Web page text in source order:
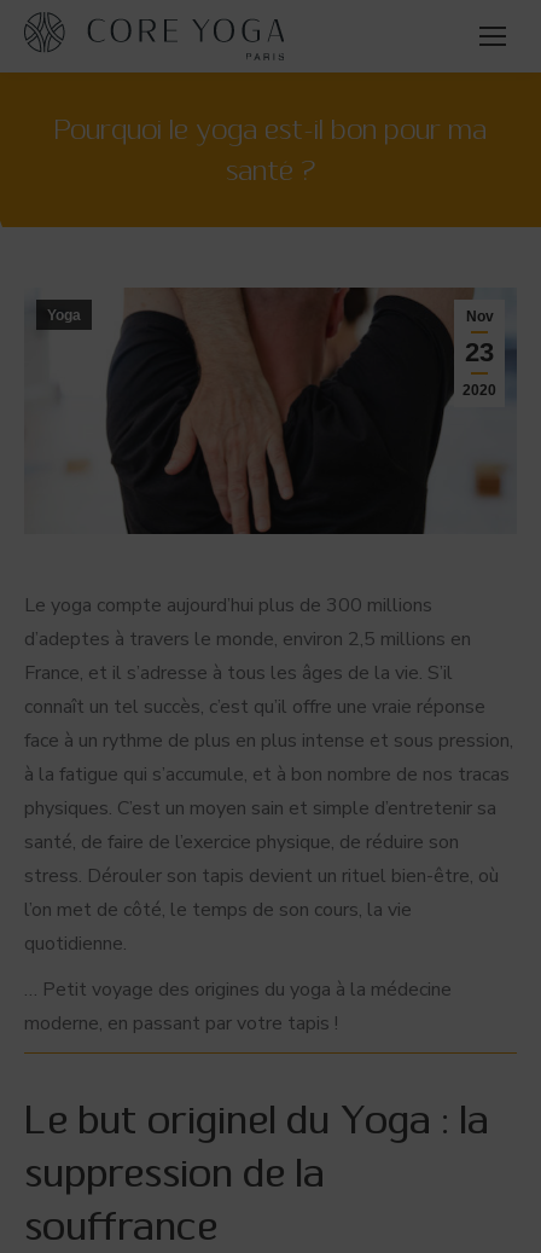
Pourquoi le yoga est-il bon pour ma
santé ?
Nov
23
2020
Yoga
Le yoga compte aujourd’hui plus de 300 millions
d’adeptes à travers le monde, environ 2,5 millions en
France, et il s’adresse à tous les âges de la vie. S’il
connaît un tel succès, c’est qu’il offre une vraie réponse
face à un rythme de plus en plus intense et sous pression,
à la fatigue qui s’accumule, et à bon nombre de nos tracas
physiques. C’est un moyen sain et simple d’entretenir sa
santé, de faire de l’exercice physique, de réduire son
stress. Dérouler son tapis devient un rituel bien-être, où
l’on met de côté, le temps de son cours, la vie
quotidienne.
… Petit voyage des origines du yoga à la médecine
moderne, en passant par votre tapis !
Le but originel du Yoga : la
suppression de la
souffrance